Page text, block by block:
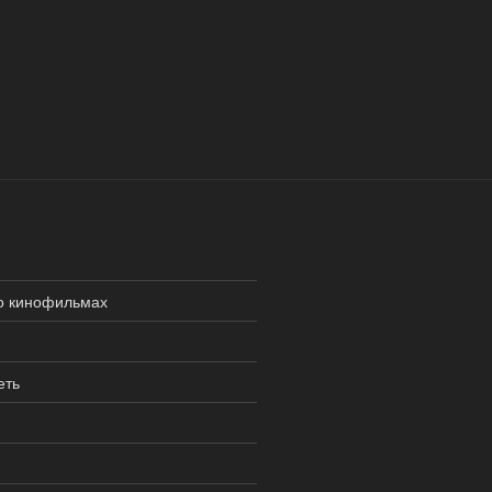
кинофильмах